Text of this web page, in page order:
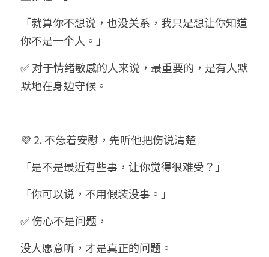
「就算你不想说，也没关系，我只是想让你知道
你不是一个人。」
✅ 对于情绪敏感的人来说，最重要的，是有人默
默地在身边守候。
💜 2. 不急着安慰，先听他把伤说清楚
「是不是最近有些事，让你觉得很难受？」
「你可以说，不用假装没事。」
✅ 伤心不是问题，
没人愿意听，才是真正的问题。